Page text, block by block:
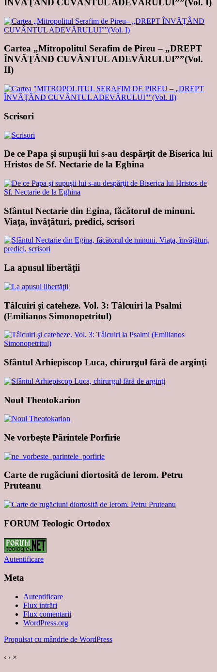
ÎNVĂŢÂND CUVÂNTUL ADEVĂRULUI””(Vol. I)
Cartea „Mitropolitul Serafim de Pireu – „DREPT
ÎNVĂŢÂND CUVÂNTUL ADEVĂRULUI””(Vol.
II)
Scrisori
De ce Papa şi supuşii lui s-au despărţit de Biserica lui
Hristos de Sf. Nectarie de la Eghina
Sfântul Nectarie din Egina, făcătorul de minuni.
Viaţa, învăţături, predici, scrisori
La apusul libertăţii
Tâlcuiri şi cateheze. Vol. 3: Tâlcuiri la Psalmi
(Emilianos Simonopetritul)
Sfântul Arhiepiscop Luca, chirurgul fără de arginţi
Noul Theotokarion
Ne vorbește Părintele Porfirie
Carte de rugăciuni diortosită de Ierom. Petru
Pruteanu
FORUM Teologic Ortodox
Autentificare
Meta
Autentificare
Flux intrări
Flux comentarii
WordPress.org
Propulsat cu mândrie de WordPress
‹ › ×